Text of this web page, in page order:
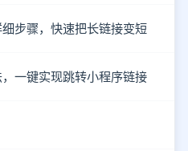
步骤，快速把长链接变短
一键实现跳转小程序链接